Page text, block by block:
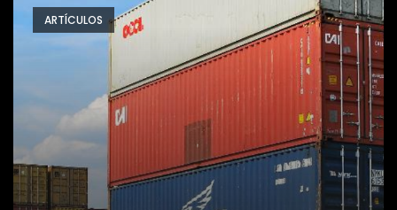
ARTÍCULOS